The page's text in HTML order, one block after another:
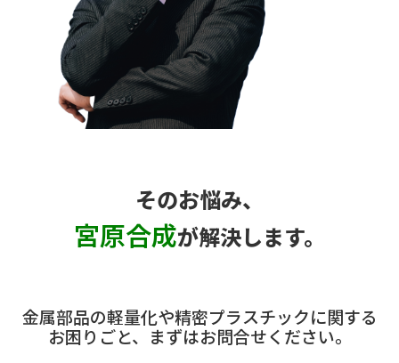
そのお悩み、
宮原合成が解決します。
金属部品の軽量化や精密プラスチックに関する
お困りごと、まずはお問合せください。